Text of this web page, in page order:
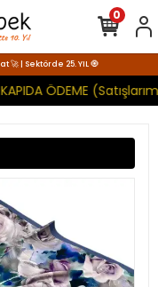
| Sektörde 25. YIL 🧿
ÖDEME
0